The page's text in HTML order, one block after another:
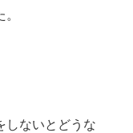
しないとどうな